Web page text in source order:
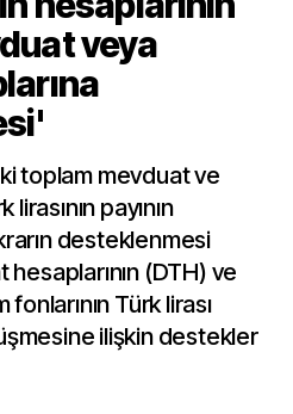
veya
toplam mevduat ve
payının
desteklenmesi
(DTH) ve
Türk lirası
ilişkin destekler